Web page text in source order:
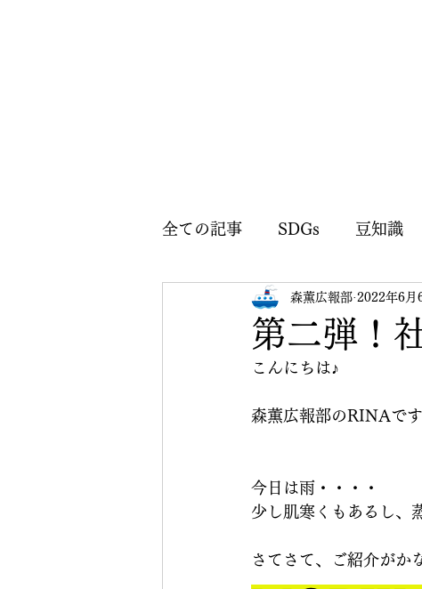
全ての記事 SDGs 豆知識
森薫広報部のお知らせ
第二弾！
森薫広報部 2022年6月
こんにちは♪
森薫広報部のRINAです
今日は雨・・・・
少し肌寒くもあるし、
さてさて、ご紹介がか